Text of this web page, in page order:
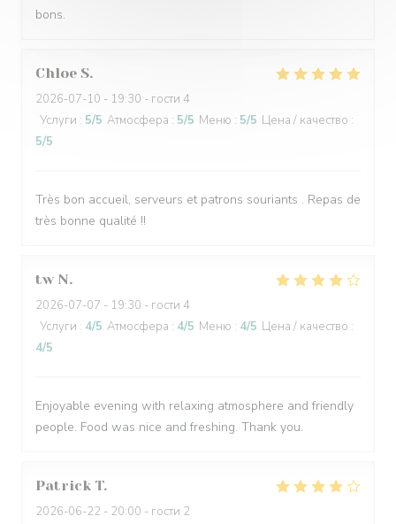
bons.
Chloe S
2026-07-10 - 19:30 - гости 4
Услуги : 5/5 Атмосфера : 5/5 Меню : 5/5 Цена / качество :
5/5
Très bon accueil, serveurs et patrons souriants . Repas de
très bonne qualité !!
tw N
2026-07-07 - 19:30 - гости 4
Услуги : 4/5 Атмосфера : 4/5 Меню : 4/5 Цена / качество :
4/5
Enjoyable evening with relaxing atmosphere and friendly
people. Food was nice and freshing. Thank you.
Patrick T
2026-06-22 - 20:00 - гости 2